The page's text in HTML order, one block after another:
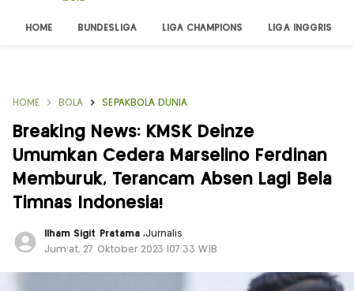
HOME BUNDESLIGA LIGA CHAMPIONS LIGA INGGRIS
HOME BOLA SEPAKBOLA DUNIA
Breaking News: KMSK Deinze
Umumkan Cedera Marselino Ferdinan
Memburuk, Terancam Absen Lagi Bela
Timnas Indonesia!
Ilham Sigit Pratama ,Jurnalis
Jum'at, 27 Oktober 2023 |07:33 WIB